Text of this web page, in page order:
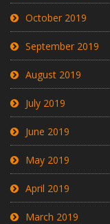
October 2019
September 2019
August 2019
July 2019
June 2019
May 2019
April 2019
March 2019